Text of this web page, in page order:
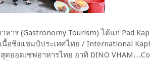
หาร (Gastronomy Tourism) ได้แก่ Pad
นื้อชิงแชมป์ประเทศไทย / International
ดยอดเชฟอาหารไทย อาทิ DINO